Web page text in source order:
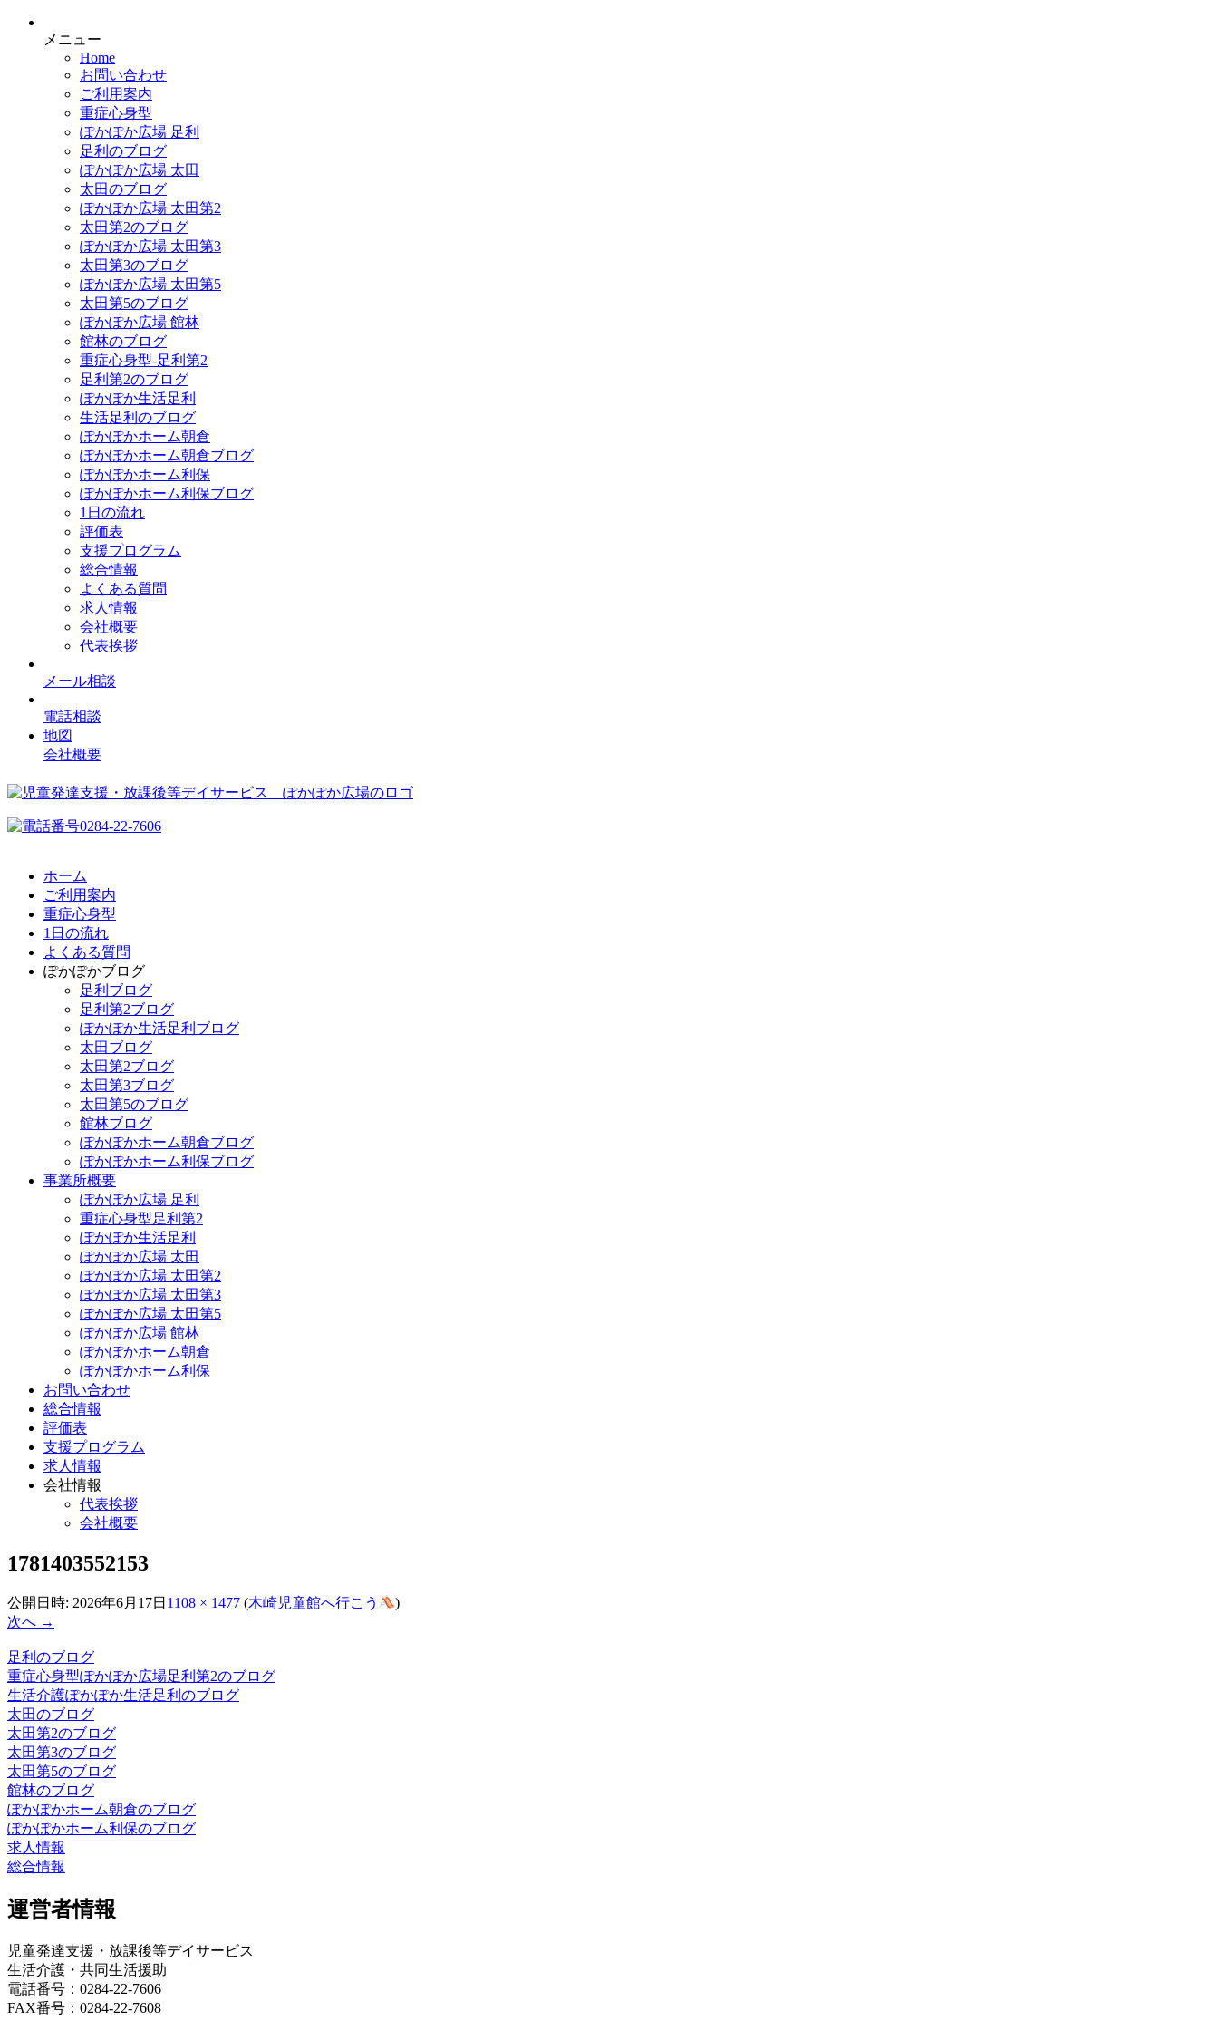
メニュー
Home
お問い合わせ
ご利用案内
重症心身型
ぽかぽか広場 足利
足利のブログ
ぽかぽか広場 太田
太田のブログ
ぽかぽか広場 太田第2
太田第2のブログ
ぽかぽか広場 太田第3
太田第3のブログ
ぽかぽか広場 太田第5
太田第5のブログ
ぽかぽか広場 館林
館林のブログ
重症心身型-足利第2
足利第2のブログ
ぽかぽか生活足利
生活足利のブログ
ぽかぽかホーム朝倉
ぽかぽかホーム朝倉ブログ
ぽかぽかホーム利保
ぽかぽかホーム利保ブログ
1日の流れ
評価表
支援プログラム
総合情報
よくある質問
求人情報
会社概要
代表挨拶
メール相談
電話相談
地図
会社概要
ホーム
ご利用案内
重症心身型
1日の流れ
よくある質問
ぽかぽかブログ
足利ブログ
足利第2ブログ
ぽかぽか生活足利ブログ
太田ブログ
太田第2ブログ
太田第3ブログ
太田第5のブログ
館林ブログ
ぽかぽかホーム朝倉ブログ
ぽかぽかホーム利保ブログ
事業所概要
ぽかぽか広場 足利
重症心身型足利第2
ぽかぽか生活足利
ぽかぽか広場 太田
ぽかぽか広場 太田第2
ぽかぽか広場 太田第3
ぽかぽか広場 太田第5
ぽかぽか広場 館林
ぽかぽかホーム朝倉
ぽかぽかホーム利保
お問い合わせ
総合情報
評価表
支援プログラム
求人情報
会社情報
代表挨拶
会社概要
1781403552153
公開日時: 2026年6月17日 1108 × 1477 (木崎児童館へ行こう
)
次へ →
足利のブログ
重症心身型ぽかぽか広場足利第2のブログ
生活介護ぽかぽか生活足利のブログ
太田のブログ
太田第2のブログ
太田第3のブログ
太田第5のブログ
館林のブログ
ぽかぽかホーム朝倉のブログ
ぽかぽかホーム利保のブログ
求人情報
総合情報
運営者情報
児童発達支援・放課後等デイサービス
生活介護・共同生活援助
電話番号：0284-22-7606
FAX番号：0284-22-7608